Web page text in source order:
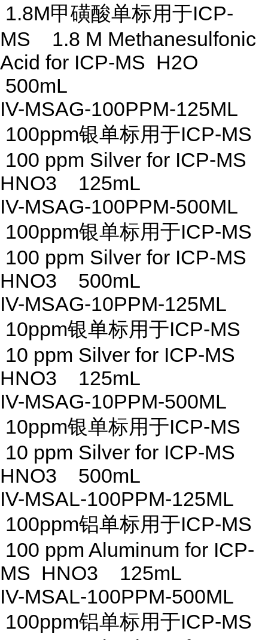
1.8M甲磺酸单标用于ICP-
MS 1.8 M Methanesulfonic
Acid for ICP-MS H2O
500mL
IV-MSAG-100PPM-125ML
100ppm银单标用于ICP-MS
100 ppm Silver for ICP-MS
HNO3 125mL
IV-MSAG-100PPM-500ML
100ppm银单标用于ICP-MS
100 ppm Silver for ICP-MS
HNO3 500mL
IV-MSAG-10PPM-125ML
10ppm银单标用于ICP-MS
10 ppm Silver for ICP-MS
HNO3 125mL
IV-MSAG-10PPM-500ML
10ppm银单标用于ICP-MS
10 ppm Silver for ICP-MS
HNO3 500mL
IV-MSAL-100PPM-125ML
100ppm铝单标用于ICP-MS
100 ppm Aluminum for ICP-
MS HNO3 125mL
IV-MSAL-100PPM-500ML
100ppm铝单标用于ICP-MS